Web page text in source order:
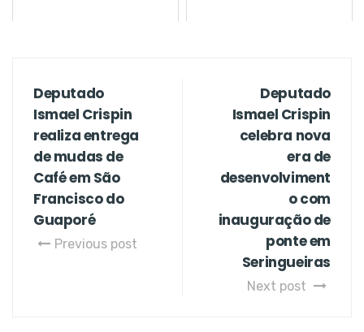
Deputado
Ismael Crispin
realiza entrega
de mudas de
Café em São
Francisco do
Guaporé
Previous post
Deputado
Ismael Crispin
celebra nova
era de
desenvolviment
o com
inauguração de
ponte em
Seringueiras
Next post